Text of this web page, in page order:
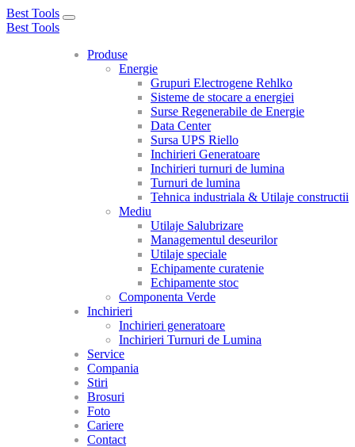
Best Tools
Toggle
Best Tools
Produse
Energie
Grupuri Electrogene Rehlko
Sisteme de stocare a energiei
Surse Regenerabile de Energie
Data Center
Sursa UPS Riello
Inchirieri Generatoare
Inchirieri turnuri de lumina
Turnuri de lumina
Tehnica industriala & Utilaje constructii
Mediu
Utilaje Salubrizare
Managementul deseurilor
Utilaje speciale
Echipamente curatenie
Echipamente stoc
Componenta Verde
Inchirieri
Inchirieri generatoare
Inchirieri Turnuri de Lumina
Service
Compania
Stiri
Brosuri
Foto
Cariere
Contact